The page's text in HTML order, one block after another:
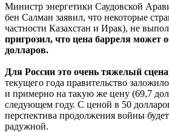
Министр энергетики Саудовской
бен Салман заявил, что некоторые
частности Казахстан и Ирак), не
пригрозил, что цена барреля может
долларов.
Для России это очень тяжелый
текущего года правительство
и примерно на такую же цену (69,7
следующем году. С ценой в 50
перспектива продолжения войны
радужной.